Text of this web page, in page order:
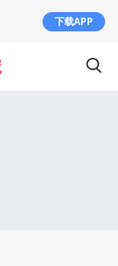
下载APP